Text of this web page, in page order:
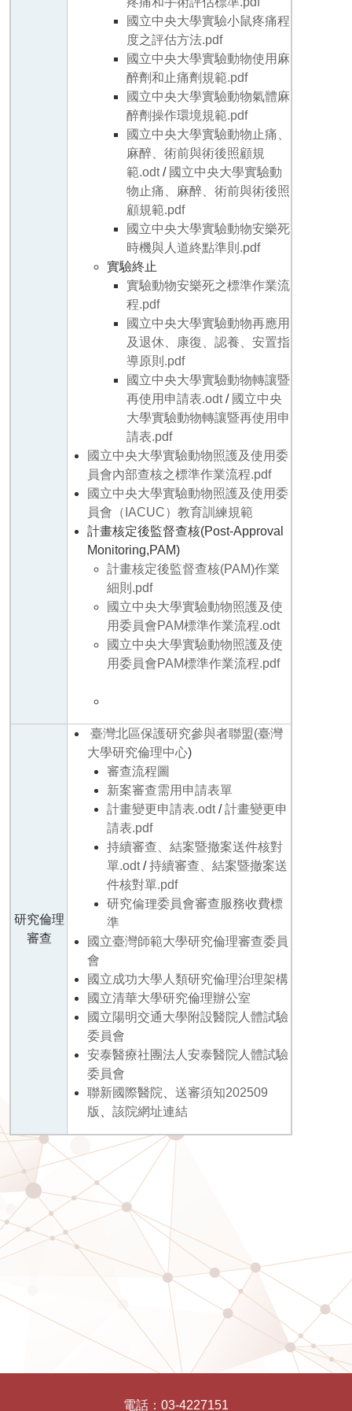
國立中央大學實驗小鼠疼痛程
度之評估方法.pdf
國立中央大學實驗動物使用麻
醉劑和止痛劑規範.pdf
國立中央大學實驗動物氣體麻
醉劑操作環境規範.pdf
國立中央大學實驗動物止痛、
麻醉、術前與術後照顧規
範.odt/ 國立中央大學實驗動
物止痛、麻醉、術前與術後照
顧規範.pdf
國立中央大學實驗動物安樂死
時機與人道終點準則.pdf
實驗終止
實驗動物安樂死之標準作業流
程.pdf
國立中央大學實驗動物再應用
及退休、康復、認養、安置指
導原則.pdf
國立中央大學實驗動物轉讓暨
再使用申請表.odt/ 國立中央
大學實驗動物轉讓暨再使用申
請表.pdf
國立中央大學實驗動物照護及使用委
員會內部查核之標準作業流程.pdf
國立中央大學實驗動物照護及使用委
員會（IACUC）教育訓練規範
計畫核定後監督查核(Post-Approval
Monitoring,PAM)
計畫核定後監督查核(PAM)作業
細則.pdf
國立中央大學實驗動物照護及使
用委員會PAM標準作業流程.odt
國立中央大學實驗動物照護及使
用委員會PAM標準作業流程.pdf
研究倫理
審查
臺灣北區保護研究參與者聯盟(臺灣
大學研究倫理中心)
審查流程圖
新案審查需用申請表單
計畫變更申請表.odt/計畫變更申
請表.pdf
持續審查、結案暨撤案送件核對
單.odt/持續審查、結案暨撤案送
件核對單.pdf
研究倫理委員會審查服務收費標
準
國立臺灣師範大學研究倫理審查委員
會
國立成功大學人類研究倫理治理架構
國立清華大學研究倫理辦公室
國立陽明交通大學附設醫院人體試驗
委員會
安泰醫療社團法人安泰醫院人體試驗
委員會
聯新國際醫院
送審須知202509
版
該院網址連結
電話： 03-4227151